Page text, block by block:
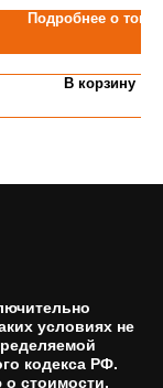
Подробнее о
В корзину
условиях не
кодекса РФ.
стоимости,